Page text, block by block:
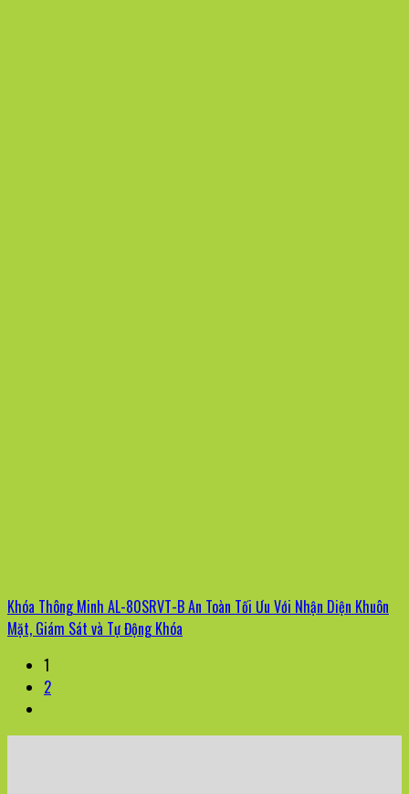
Khóa Thông Minh AL-80SRVT-B An Toàn Tối Ưu Với Nhận Diện Khuôn
Mặt, Giám Sát và Tự Động Khóa
1
2